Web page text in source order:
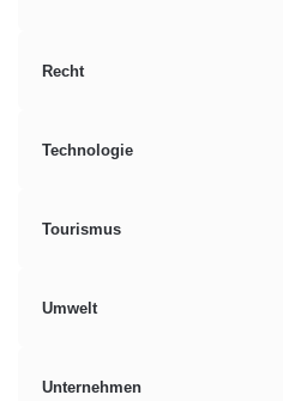
Recht
Technologie
Tourismus
Umwelt
Unternehmen